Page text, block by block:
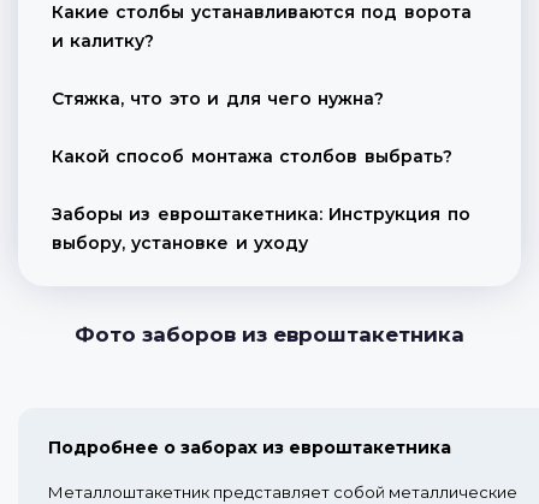
Какие столбы устанавливаются под ворота
и калитку?
Стяжка, что это и для чего нужна?
Какой способ монтажа столбов выбрать?
Заборы из евроштакетника: Инструкция по
выбору, установке и уходу
Фото заборов из евроштакетника
Подробнее о заборах из евроштакетника
Металлоштакетник представляет собой металлические